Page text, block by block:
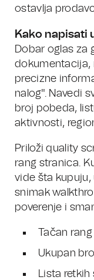
ostavlja
Kako napisati
Dobar oglas za
dokumentacija,
precizne
nalog". Navedi
broj pobeda,
aktivnosti,
Priloži quality
rang stranica.
vide šta kupuju,
snimak
poverenje i
Tačan
Ukupan
Lista retkih